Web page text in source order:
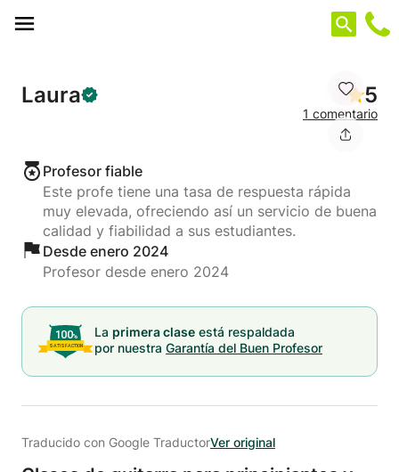
Laura 5
1 comentario
Profesor fiable
Este profe tiene una tasa de respuesta rápida
muy elevada, ofreciendo así un servicio de buena
calidad y fiabilidad a sus estudiantes.
Desde enero 2024
Profesor desde enero 2024
La primera clase está respaldada
por nuestra Garantía del Buen Profesor
Traducido con Google TraductorVer original